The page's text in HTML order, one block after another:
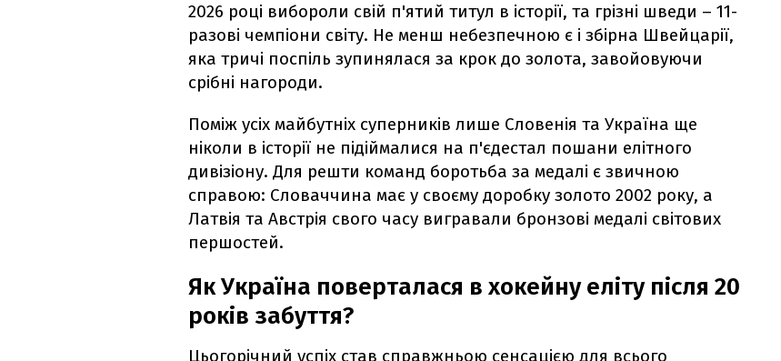
2026 році вибороли свій п'ятий титул в історії, та грізні шведи – 11-
разові чемпіони світу. Не менш небезпечною є і збірна Швейцарії,
яка тричі поспіль зупинялася за крок до золота, завойовуючи
срібні нагороди.
Поміж усіх майбутніх суперників лише Словенія та Україна ще
ніколи в історії не підіймалися на п'єдестал пошани елітного
дивізіону. Для решти команд боротьба за медалі є звичною
справою: Словаччина має у своєму доробку золото 2002 року, а
Латвія та Австрія свого часу вигравали бронзові медалі світових
першостей.
Як Україна поверталася в хокейну еліту після 20
років забуття?
Цьогорічний успіх став справжньою сенсацією для всього